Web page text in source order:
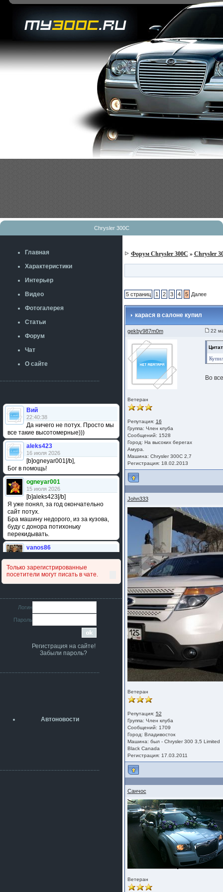
Chrysler 300C
Главная
Характеристики
Интерьер
Видео
Фотогалерея
Статьи
Форум
Чат
О сайте
Вий
22:40:38
Да ничего не потух. Просто мы
все такие высотомерные)))
aleks423
16 июля 2026
[b]ogneyar001[/b],
Бог в помощь!
ogneyar001
15 июля 2026
[b]aleks423[/b]
Я уже понял, за год окончательно
сайт потух.
Бра машину недорого, из за кузова,
буду с донора потихоньку
перекидывать.
vanos86
сравнивал подушку акпп бензиновой и
дизельной машины намера
4578063AG и 4578061AG? По фото
iMrCoffeeBLR4
11 июля 2026
[b]era124[/b],
Ага понял буду знать спасибо
era124
7 июля 2026
разболтовка 5х114.3 спокойно
А здесь уже кладбищенская тишина...
Только зарегистрированные
посетители могут писать в чате.
Логин
Пароль
Регистрация на сайте!
Забыли пароль?
Автоновости
Форум Chrysler 300C » Chrysler
5 страниц 1 2 3 4 5 Далее
карася в салоне купил
gekby987m0m 22
Ветеран
Репутация: 16
Группа: Член клуба
Сообщений: 1528
Город: На высоких берегах
Амура.
Машина: Chrysler 300C 2,7
Регистрация: 18.02.2013
Во
John333
Ветеран
Репутация: 52
Группа: Член клуба
Сообщений: 1709
Город: Владивосток
Машина: был - Chrysler 300 3,5 Limited
Black Canada
Регистрация: 17.03.2011
Санчос
Ветеран